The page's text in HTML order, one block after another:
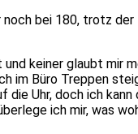
bei 180, trotz
keiner glaubt mir
Büro Treppen
Uhr, doch ich
ich mir, was